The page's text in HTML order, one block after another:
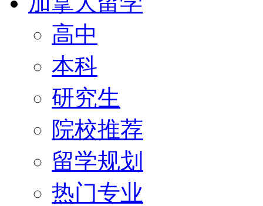
高中
本科
研究生
院校推荐
留学规划
热门专业